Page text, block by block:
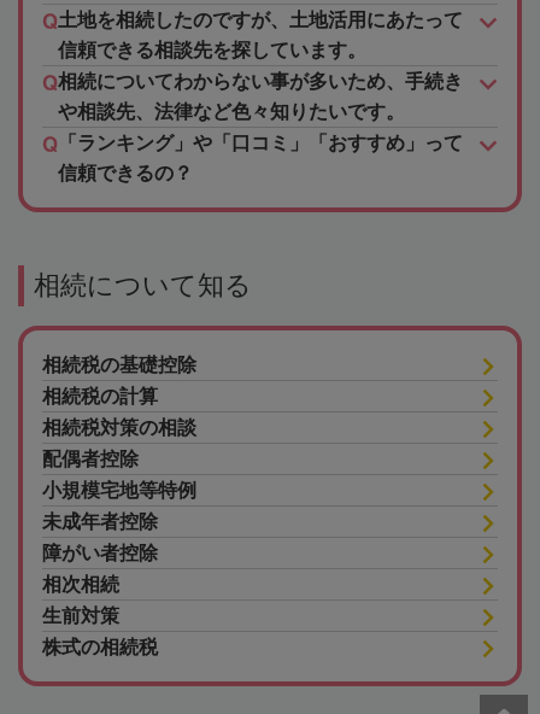
土地を相続したのですが、土地活用にあたって
信頼できる相談先を探しています。
相続についてわからない事が多いため、手続き
や相談先、法律など色々知りたいです。
「ランキング」や「口コミ」「おすすめ」って
信頼できるの？
相続について知る
相続税の基礎控除
相続税の計算
相続税対策の相談
配偶者控除
小規模宅地等特例
未成年者控除
障がい者控除
相次相続
生前対策
株式の相続税